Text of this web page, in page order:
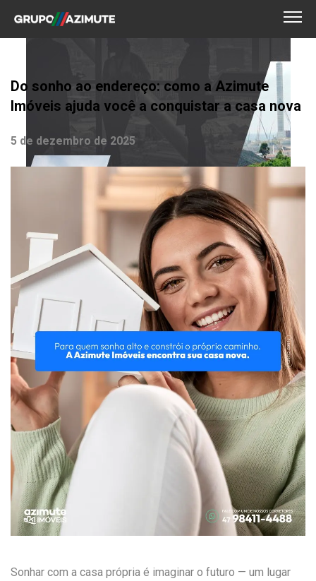
Do sonho ao endereço: como a Azimute
Imóveis ajuda você a conquistar a casa nova
5 de dezembro de 2025
Sonhar com a casa própria é imaginar o futuro — um lugar